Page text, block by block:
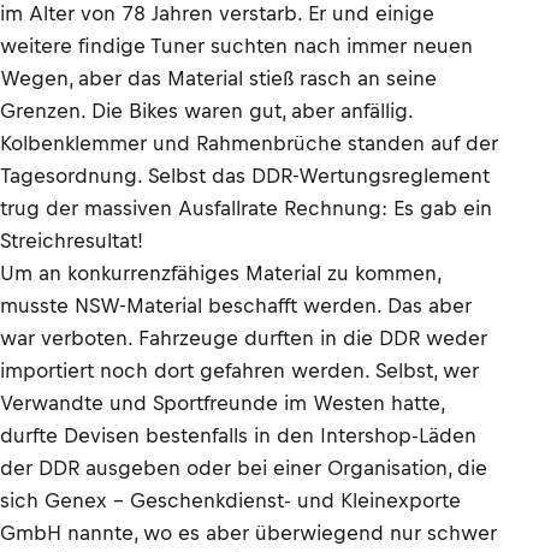
im Alter von 78 Jahren verstarb. Er und einige
weitere findige Tuner suchten nach immer neuen
Wegen, aber das Material stieß rasch an seine
Grenzen. Die Bikes waren gut, aber anfällig.
Kolbenklemmer und Rahmenbrüche standen auf der
Tagesordnung. Selbst das DDR-Wertungsreglement
trug der massiven Ausfallrate Rechnung: Es gab ein
Streichresultat!
Um an konkurrenzfähiges Material zu kommen,
musste NSW-Material beschafft werden. Das aber
war verboten. Fahrzeuge durften in die DDR weder
importiert noch dort gefahren werden. Selbst, wer
Verwandte und Sportfreunde im Westen hatte,
durfte Devisen bestenfalls in den Intershop-Läden
der DDR ausgeben oder bei einer Organisation, die
sich Genex - Geschenkdienst- und Kleinexporte
GmbH nannte, wo es aber überwiegend nur schwer